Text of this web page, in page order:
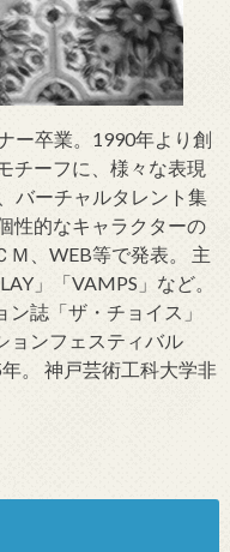
ー卒業。1990年より創
チーフに、様々な表現
バーチャルタレント集
性的なキャラクターの
Ｍ、WEB等で発表。 主
」「VAMPS」など。
誌「ザ・チョイス」
ョンフェスティバル
。 神戸芸術工科大学非